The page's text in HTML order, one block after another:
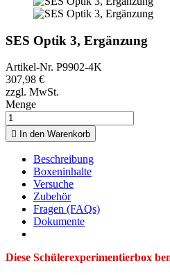
SES Optik 3, Ergänzung
Artikel-Nr. P9902-4K
307,98 €
zzgl. MwSt.
Menge
 In den Warenkorb
Beschreibung
Boxeninhalte
Versuche
Zubehör
Fragen (FAQs)
Dokumente
Diese Schülerexperimentierbox